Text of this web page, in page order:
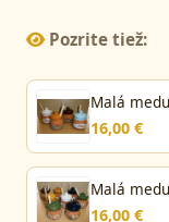
Pozrite tiež:
Malá
16,00 €
Malá
16,00 €